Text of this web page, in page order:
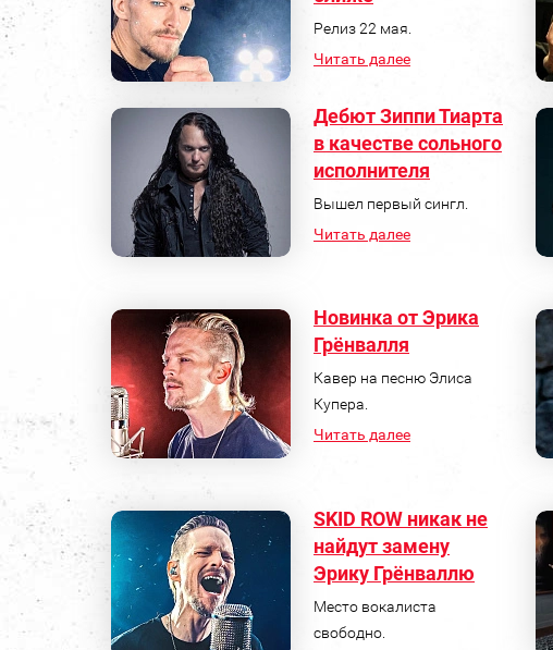
Релиз 22 мая.
Читать далее
Дебют Зиппи Тиарта
в качестве сольного
исполнителя
Вышел первый сингл.
Читать далее
Новинка от Эрика
Грёнвалля
Кавер на песню Элиса
Купера.
Читать далее
SKID ROW никак не
найдут замену
Эрику Грёнваллю
Место вокалиста
свободно.